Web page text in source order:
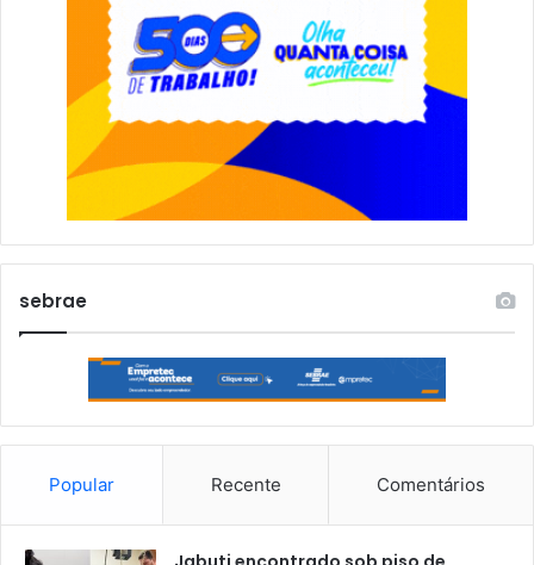
sebrae
Popular Recente Comentários